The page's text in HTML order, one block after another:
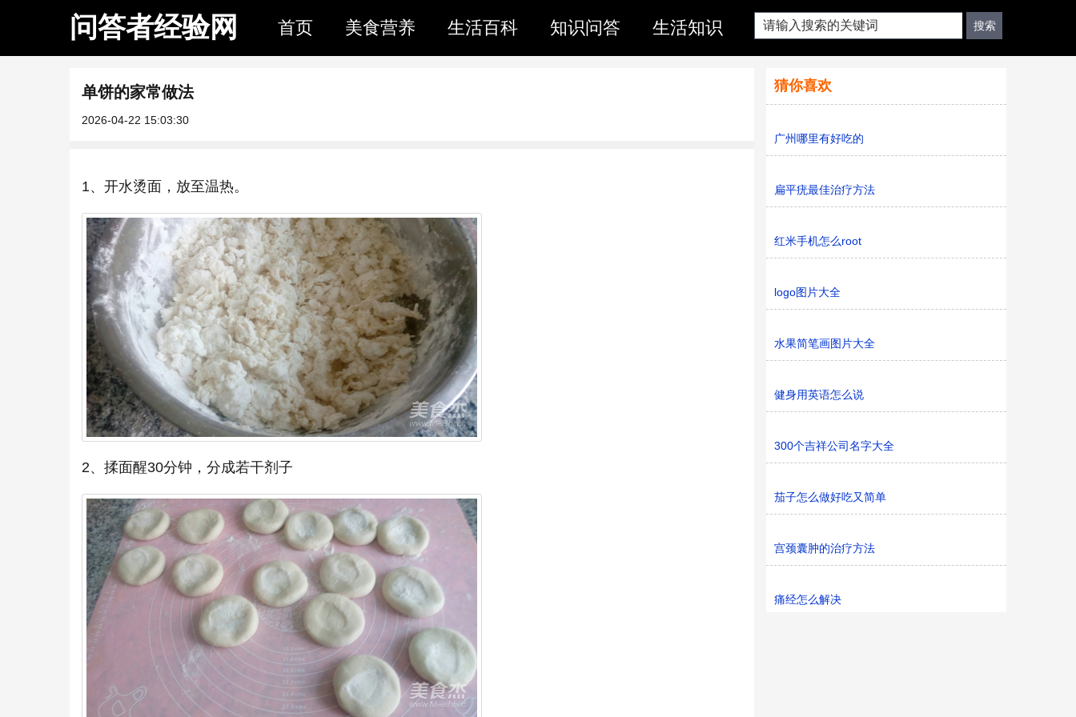
问答者经验网 首页 美食营养 生活百科 知识问答 生活知识
单饼的家常做法
2026-04-22 15:03:30
1、开水烫面，放至温热。
2、揉面醒30分钟，分成若干剂子
猜你喜欢
广州哪里有好吃的
扁平疣最佳治疗方法
红米手机怎么root
logo图片大全
水果简笔画图片大全
健身用英语怎么说
300个吉祥公司名字大全
茄子怎么做好吃又简单
宫颈囊肿的治疗方法
痛经怎么解决